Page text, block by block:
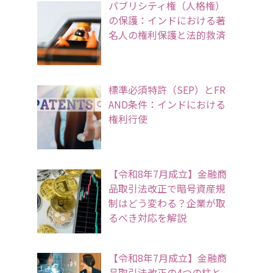
パブリシティ権（人格権）
の保護：インドにおける著
名人の権利保護と法的救済
標準必須特許（SEP）とFR
AND条件：インドにおける
権利行使
【令和8年7月成立】金融商
品取引法改正で暗号資産規
制はどう変わる？企業が取
るべき対応を解説
【令和8年7月成立】金融商